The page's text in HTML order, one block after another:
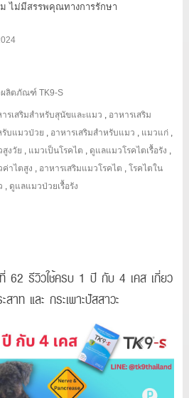
ไม่มีสรรพคุณทางการรักษา
ผลิตภัณฑ์ TK9-S
ารเสริมสำหรับสุนัขและแมว , อาหารเสริม
รับแมวป่วย , อาหารเสริมสำหรับแมว , แมวแก่ ,
สูงวัย , แมวเป็นโรคไต , ดูแลแมวโรคไตเรื้อรัง ,
ค่าไตสูง , อาหารเสริมแมวโรคไต ,โรคไตใน
, ดูแลแมวป่วยเรื้อรัง
ที่ 62 รีวิวใช้ครบ 1 ปี กับ 4 เคส เกี่ยว
าท และ กระเพาะปัสสาวะ